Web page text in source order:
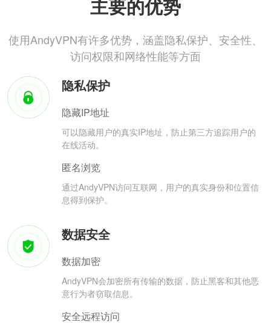
主要的优势
使用AndyVPN有许多优势，涵盖隐私保护、安全性、
访问权限和网络性能等方面
隐私保护
隐藏IP地址
可以隐藏用户的真实IP地址，防止第三方追踪用户的
在线活动。
匿名浏览
通过AndyVPN访问互联网，用户的真实身份和位置信
息得到保护。
数据安全
数据加密
AndyVPN会加密所有传输的数据，防止黑客和其他恶
意行为者窃取信息。
安全远程访问